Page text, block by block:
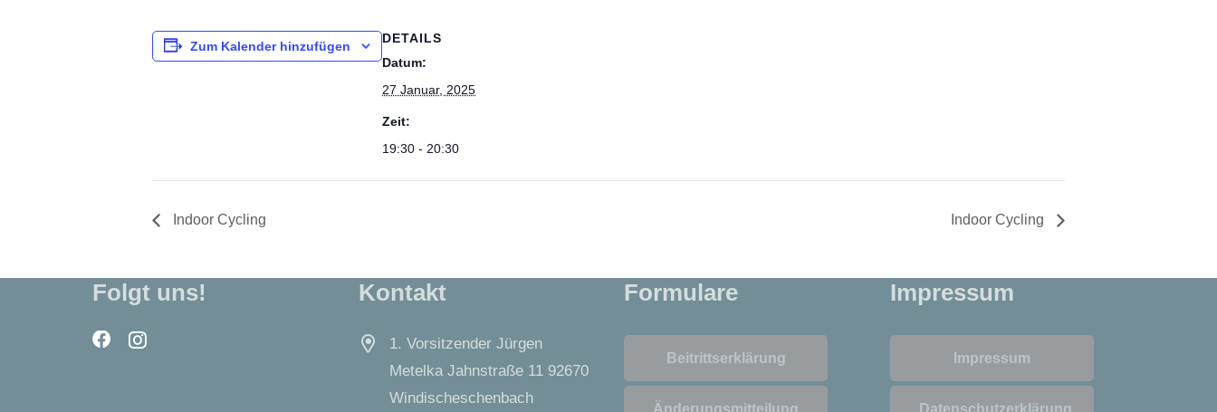
Zum Kalender hinzufügen
DETAILS
Datum:
27 Januar, 2025
Zeit:
19:30 - 20:30
Indoor Cycling Indoor Cycling
Folgt uns! Kontakt
1. Vorsitzender Jürgen
Metelka Jahnstraße 11 92670
Windischeschenbach
Formulare
Beitrittserklärung
Impressum
Impressum